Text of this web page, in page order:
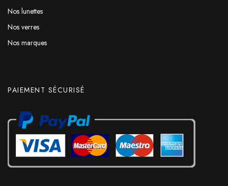
Nos lunettes
Nos verres
Nos marques
PAIEMENT SÉCURISÉ